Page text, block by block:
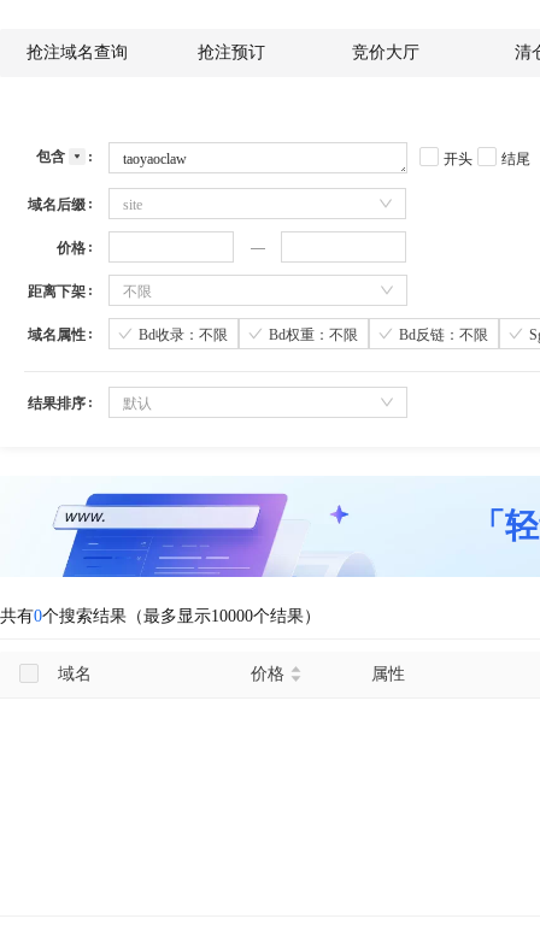
抢注域名查询 抢注预订 竞价大厅 清
包含 开头 结尾
域名后缀 site
价格
距离下架 不限
域名属性 Bd收录：不限 Bd权重：不限 Bd反链：不限
结果排序 默认
「
共有0个搜索结果（最多显示10000个结果）
域名 价格 属性